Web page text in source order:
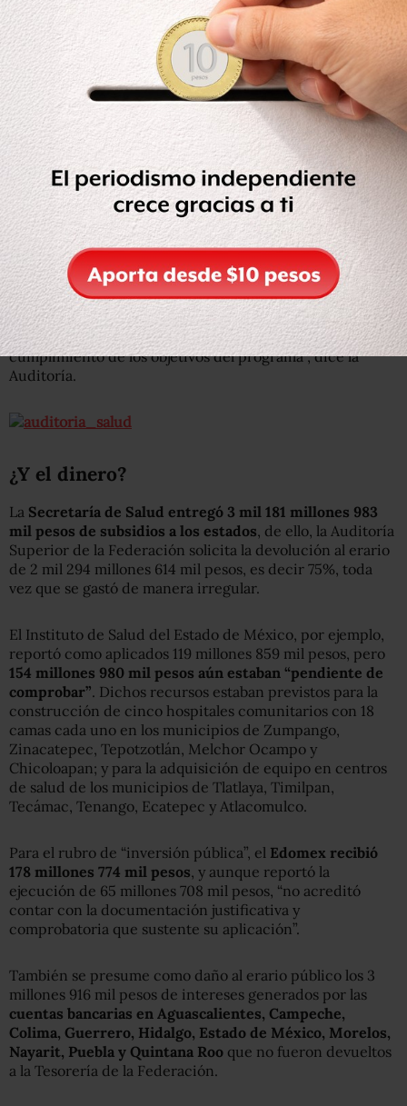
público.
Los subsidios asignados por la Secretaría de Salud están
previstos para que las entidades mejoren las
condiciones de operación de las unidades médicas a
través de “proyectos de dignificación, conservación,
mantenimiento, equipamiento y obra nueva”.
Sin embargo,desde el diseño de la asignación hay
errores que se traducen en un poco rendición de
cuentas, pues la Secretaría de Salud “no demostró los
parámetros y elementos que consideró para determinar
la viabilidad de las actividades o proyectos, importes y
distribución de gasto autorizados”, por lo que la
aprobación de los montos “no se sujetó a criterios de
objetividad, equidad y transparencia en función de las
necesidades de cada estado para garantizar el
cumplimiento de los objetivos del programa”, dice la
Auditoría.
¿Y el dinero?
La Secretaría de Salud entregó 3 mil 181 millones 983
mil pesos de subsidios a los estados , de ello, la Auditoría
Superior de la Federación solicita la devolución al erario
de 2 mil 294 millones 614 mil pesos, es decir 75%, toda
vez que se gastó de manera irregular.
El Instituto de Salud del Estado de México, por ejemplo,
reportó como aplicados 119 millones 859 mil pesos, pero
154 millones 980 mil pesos aún estaban “pendiente de
comprobar”. Dichos recursos estaban previstos para la
construcción de cinco hospitales comunitarios con 18
camas cada uno en los municipios de Zumpango,
Zinacatepec, Tepotzotlán, Melchor Ocampo y
Chicoloapan; y para la adquisición de equipo en centros
de salud de los municipios de Tlatlaya, Timilpan,
Tecámac, Tenango, Ecatepec y Atlacomulco.
Para el rubro de “inversión pública”, el Edomex recibió
178 millones 774 mil pesos , y aunque reportó la
ejecución de 65 millones 708 mil pesos, “no acreditó
contar con la documentación justificativa y
comprobatoria que sustente su aplicación”.
También se presume como daño al erario público los 3
millones 916 mil pesos de intereses generados por las
cuentas bancarias en Aguascalientes, Campeche,
Colima, Guerrero, Hidalgo, Estado de México, Morelos,
Nayarit, Puebla y Quintana Roo que no fueron devueltos
a la Tesorería de la Federación.